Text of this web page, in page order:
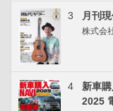
3 月刊
株式会
4
新車
2025